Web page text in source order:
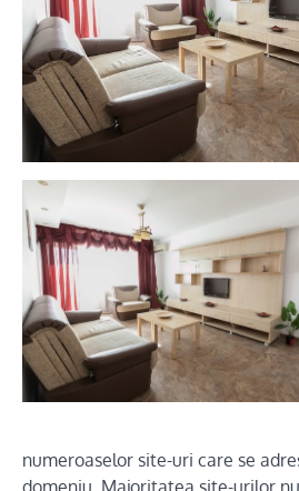
numeroaselor site-uri care se
domeniu. Majoritatea site-urilor